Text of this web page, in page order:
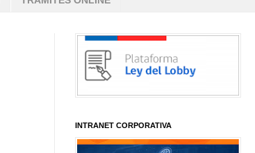
INTRANET CORPORATIVA